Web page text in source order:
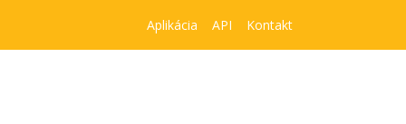
Aplikácia API Kontakt